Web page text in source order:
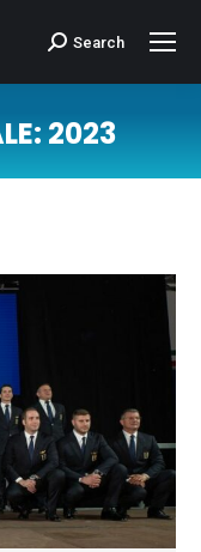
Cerca:Search
2023